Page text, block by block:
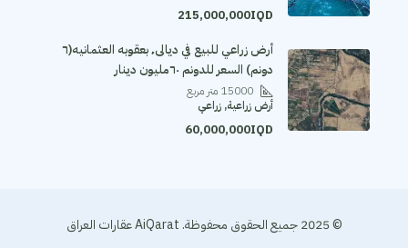
215,000,000IQD
أرض زراعي للبيع في ديالى٬ بعقوبه العثمانيه(٦
دونم) السعر للدونم ٦٠مليون دينار
15000 متر مربع
أرض زراعية, زراعي
60,000,000IQD
© 2025 جميع الحقوق محفوظة. AiQarat عقارات العراق